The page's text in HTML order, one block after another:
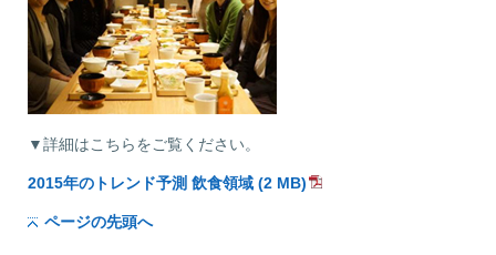
▼詳細はこちらをご覧ください。
2015年のトレンド予測 飲食領域 (2 MB)
ページの先頭へ